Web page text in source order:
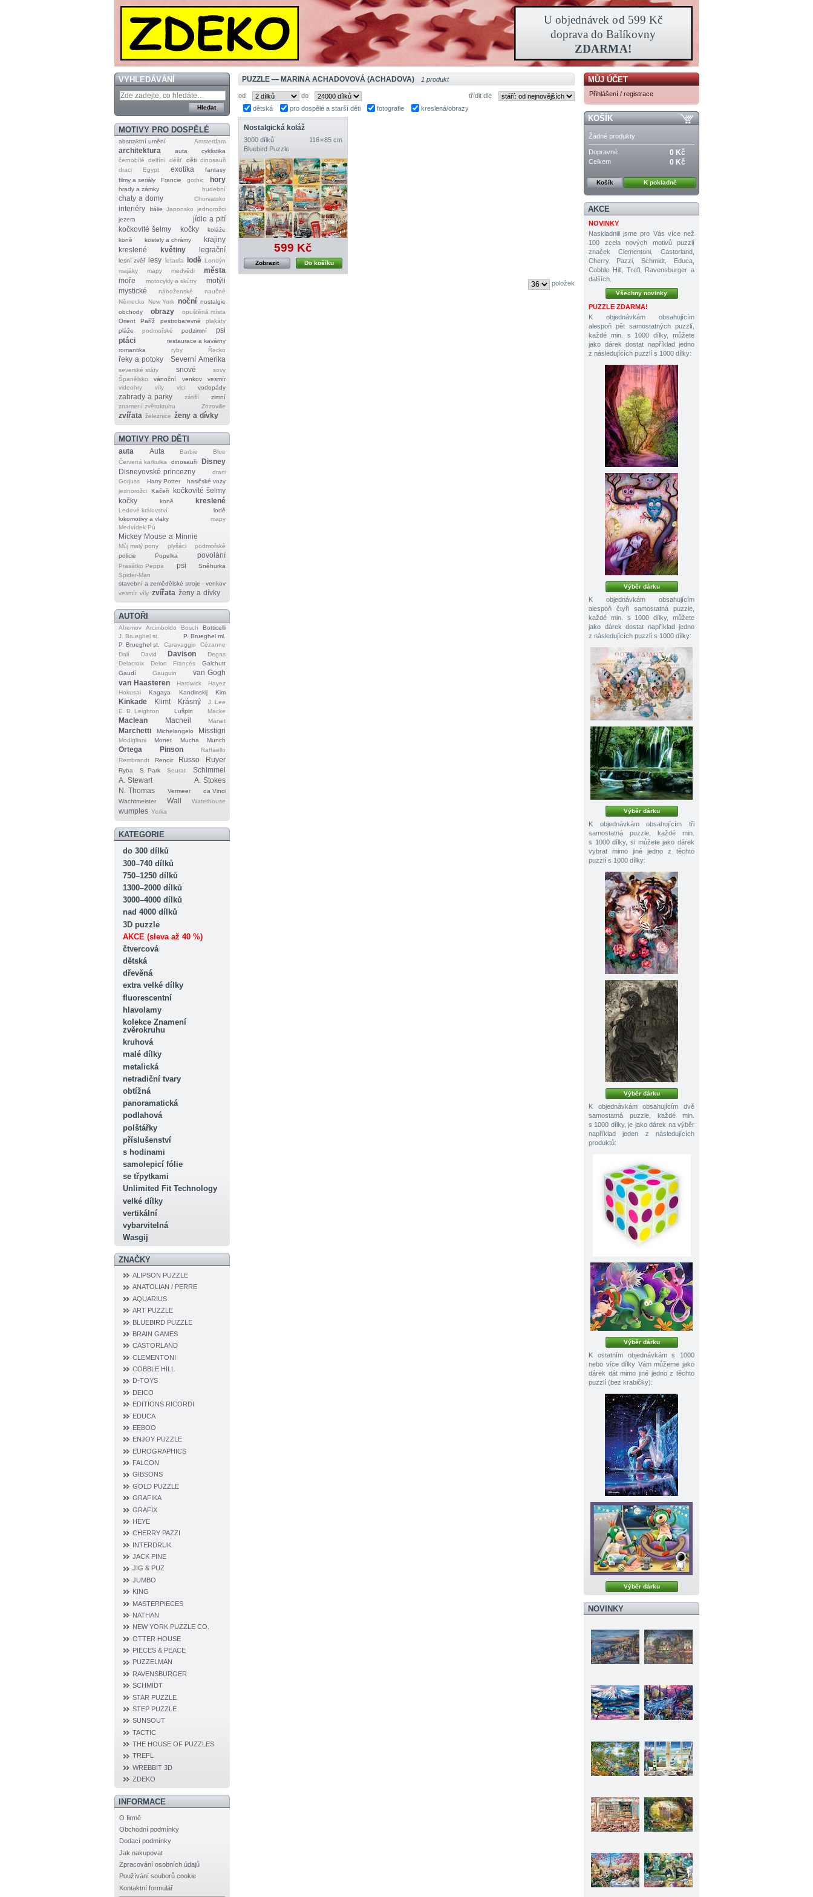
VYHLEDÁVÁNÍ
MOTIVY PRO DOSPĚLÉ
abstraktní umění Amsterdam
architektura auta
cyklistika
černobílé
delfíni déšť děti dinosauři
draci
Egypt exotika
fantasy
filmy a seriály
Francie gothic hory
hrady a zámky hudební
chaty a domy Chorvatsko
interiéry Itálie Japonsko
jednorožci
jezera
jídlo a pití
kočkovité šelmy
kočky
koláže
koně
kostely a chrámy
krajiny
kreslené
květiny legrační
lesní zvěř lesy letadla lodě Londýn
majáky
mapy medvědi
města
moře
motocykly a skútry
motýli
mystické
náboženské
naučné
Německo
New York noční nostalgie
obchody
obrazy
opuštěná místa
Orient
Paříž pestrobarevné
plakáty
pláže
podmořské podzimní
psi
ptáci
restaurace a kavárny
romantika
ryby Řecko
řeky a potoky Severní Amerika
severské státy snové
sovy
Španělsko
vánoční venkov
vesmír
videohry
víly vlci vodopády
zahrady a parky zátiší
zimní
znamení zvěrokruhu
Zozoville
zvířata železnice ženy a dívky
MOTIVY PRO DĚTI
auta Auta Barbie
Blue
Červená karkulka
dinosauři
Disney
Disneyovské princezny
draci
Gorjuss
Harry Potter
hasičské vozy
jednorožci
Kačeři
kočkovité šelmy
kočky
koně kreslené
Ledové království
lodě
lokomotivy a vlaky
mapy
Medvídek Pú
Mickey Mouse a Minnie
Můj malý pony plyšáci
podmořské
policie
Popelka povolání
Prasátko Peppa psi
Sněhurka
Spider‐Man
stavební a zemědělské stroje
venkov
vesmír víly zvířata ženy a dívky
AUTOŘI
Afremov Arcimboldo Bosch
Botticelli
J. Brueghel st.
P. Brueghel ml.
P. Brueghel st.
Caravaggio
Cézanne
Dalí
David Davison
Degas
Delacroix
Delon Francés
Galchutt
Gaudí
Gauguin
van Gogh
van Haasteren
Hardwick
Hayez
Hokusai
Kagaya Kandinskij Kim
Kinkade Klimt Krásný
J. Lee
E. B. Leighton
Lušpin Macke
Maclean Macneil Manet
Marchetti Michelangelo Misstigri
Modigliani Monet Mucha Munch
Ortega Pinson
Raffaello
Rembrandt
Renoir Russo Ruyer
Ryba S. Park Seurat
Schimmel
A. Stewart
A. Stokes
N. Thomas
Vermeer
da Vinci
Wachtmeister
Wall Waterhouse
wumples Yerka
KATEGORIE
do 300 dílků
300–740 dílků
750–1250 dílků
1300–2000 dílků
3000–4000 dílků
nad 4000 dílků
3D puzzle
AKCE (sleva až 40 %)
čtvercová
dětská
dřevěná
extra velké dílky
fluorescentní
hlavolamy
kolekce Znamení
zvěrokruhu
kruhová
malé dílky
metalická
netradiční tvary
obtížná
panoramatická
podlahová
polštářky
příslušenství
s hodinami
samolepicí fólie
se třpytkami
Unlimited Fit Technology
velké dílky
vertikální
vybarvitelná
Wasgij
ZNAČKY
ALIPSON PUZZLE
ANATOLIAN / PERRE
AQUARIUS
ART PUZZLE
BLUEBIRD PUZZLE
BRAIN GAMES
CASTORLAND
CLEMENTONI
COBBLE HILL
D‐TOYS
DEICO
EDITIONS RICORDI
EDUCA
EEBOO
ENJOY PUZZLE
EUROGRAPHICS
FALCON
GIBSONS
GOLD PUZZLE
GRAFIKA
GRAFIX
HEYE
CHERRY PAZZI
INTERDRUK
JACK PINE
JIG & PUZ
JUMBO
KING
MASTERPIECES
NATHAN
NEW YORK PUZZLE CO.
OTTER HOUSE
PIECES & PEACE
PUZZELMAN
RAVENSBURGER
SCHMIDT
STAR PUZZLE
STEP PUZZLE
SUNSOUT
TACTIC
THE HOUSE OF PUZZLES
TREFL
WREBBIT 3D
ZDEKO
INFORMACE
O firmě
Obchodní podmínky
Dodací podmínky
Jak nakupovat
Zpracování osobních údajů
Používání souborů cookie
Kontaktní formulář
PUZZLE — MARINA ACHADOVOVÁ (ACHADOVA) 1 produkt
od do
třídit dle
dětská
pro dospělé a starší děti fotografie kreslená/obrazy
Nostalgická koláž
3000 dílků
116 × 85 cm
Bluebird Puzzle
599 Kč
Do košíku
Zobrazit
položek
MŮJ ÚČET
Přihlášení / registrace
KOŠÍK
Žádné produkty
Dopravné 0 Kč
Celkem 0 Kč
Košík K pokladně
AKCE
NOVINKY
Naskladnili jsme pro Vás více než
100 zcela nových motivů puzzlí
značek Clementoni, Castorland,
Cherry Pazzi, Schmidt, Educa,
Cobble Hill, Trefl, Ravensburger a
dalších.
Všechny novinky
PUZZLE ZDARMA!
K objednávkám obsahujícím
alespoň pět samostatných puzzlí,
každé min. s 1000 dílky, můžete
jako dárek dostat například jedno
z následujících puzzlí s 1000 dílky:
Výběr dárku
K objednávkám obsahujícím
alespoň čtyři samostatná puzzle,
každé min. s 1000 dílky, můžete
jako dárek dostat například jedno
z následujících puzzlí s 1000 dílky:
Výběr dárku
K objednávkám obsahujícím tři
samostatná puzzle, každé min.
s 1000 dílky, si můžete jako dárek
vybrat mimo jiné jedno z těchto
puzzlí s 1000 dílky:
Výběr dárku
K objednávkám obsahujícím dvě
samostatná puzzle, každé min.
s 1000 dílky, je jako dárek na výběr
například jeden z následujících
produktů:
Výběr dárku
K ostatním objednávkám s 1000
nebo více dílky Vám můžeme jako
dárek dát mimo jiné jedno z těchto
puzzlí (bez krabičky):
Výběr dárku
NOVINKY